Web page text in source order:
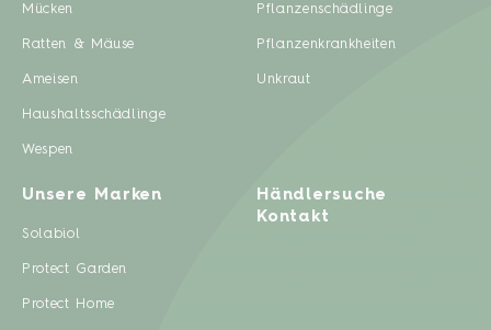
Mücken
Ratten & Mäuse
Ameisen
Haushaltsschädlinge
Wespen
Pflanzenschädlinge
Pflanzenkrankheiten
Unkraut
Unsere Marken
Solabiol
Protect Garden
Protect Home
Händlersuche
Kontakt